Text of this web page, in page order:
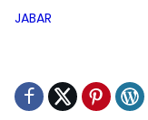
JABAR